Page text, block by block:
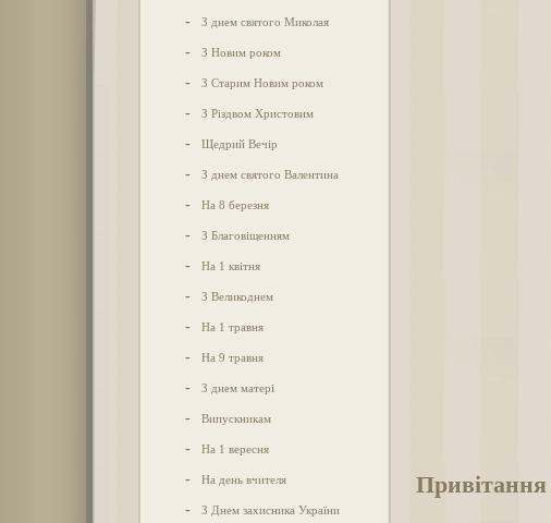
- З днем святого Миколая
- З Новим роком
- З Старим Новим роком
- З Різдвом Христовим
- Щедрий Вечір
- З днем святого Валентина
- На 8 березня
- З Благовіщенням
- На 1 квітня
- З Великоднем
- На 1 травня
- На 9 травня
- З днем матері
- Випускникам
- На 1 вересня
- На день вчителя
- З Днем захисника України
Привітання